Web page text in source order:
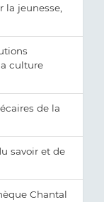
la jeunesse,
culture
de la
savoir et de
Chantal